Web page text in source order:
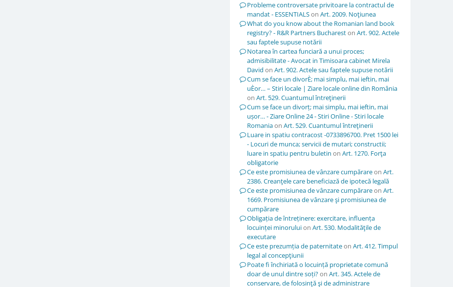
Probleme controversate privitoare la contractul de
mandat - ESSENTIALSon Art. 2009. Noţiunea
What do you know about the Romanian land book
registry? - R&R Partners Buchareston Art. 902. Actele
sau faptele supuse notării
Notarea în cartea funciară a unui proces;
admisibilitate - Avocat in Timisoara cabinet Mirela
David on Art. 902. Actele sau faptele supuse notării
Cum se face un divorÈ; mai simplu, mai ieftin, mai
uÈor… – Stiri locale | Ziare locale online din România
on Art. 529. Cuantumul întreţinerii
Cum se face un divorț; mai simplu, mai ieftin, mai
ușor… - Ziare Online 24 - Stiri Online - Stiri locale
Romaniaon Art. 529. Cuantumul întreţinerii
Luare in spatiu contracost -0733896700. Pret 1500 lei
- Locuri de munca; servicii de mutari; constructii;
luare in spatiu pentru buletin on Art. 1270. Forţa
obligatorie
Ce este promisiunea de vânzare cumpărareon Art.
2386. Creanţele care beneficiază de ipotecă legală
Ce este promisiunea de vânzare cumpărareon Art.
1669. Promisiunea de vânzare şi promisiunea de
cumpărare
Obligația de întreținere: exercitare, influența
locuinței minoruluion Art. 530. Modalităţile de
executare
Ce este prezumția de paternitateon Art. 412. Timpul
legal al concepţiunii
Poate fi închiriată o locuință proprietate comună
doar de unul dintre soți?on Art. 345. Actele de
conservare, de folosinţă şi de administrare